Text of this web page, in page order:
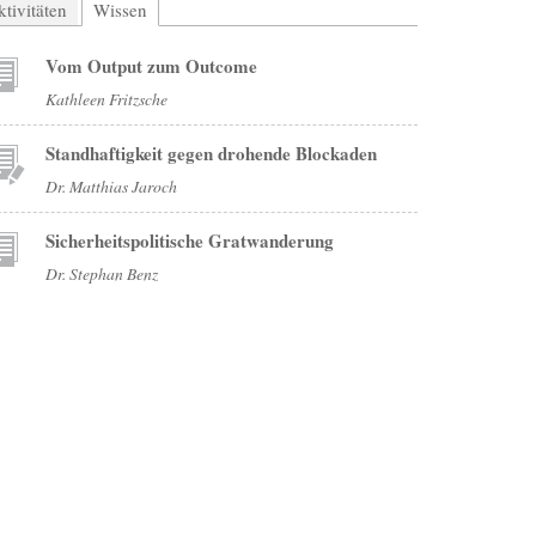
Wissen
Vom Output zum Outcome
Kathleen Fritzsche
Standhaftigkeit gegen drohende Blockaden
Dr. Matthias Jaroch
Sicherheitspolitische Gratwanderung
Dr. Stephan Benz